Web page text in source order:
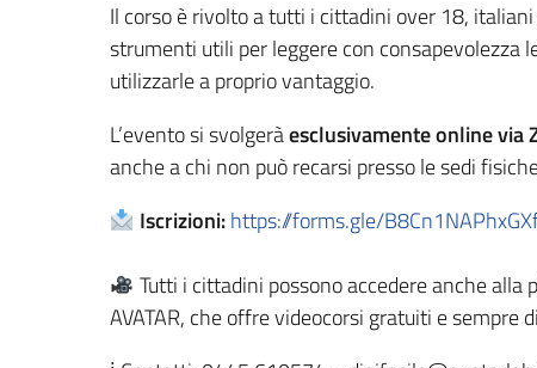
Il corso è rivolto a tutti i cittadini over 18,
strumenti utili per leggere con consapevolezza
utilizzarle a proprio vantaggio.
L’evento si svolgeràesclusivamente online via
anche a chi non può recarsi presso le sedi
Iscrizioni: https://forms.gle/
Tutti i cittadini possono accedere anche
AVATAR, che offre videocorsi gratuiti e sempre